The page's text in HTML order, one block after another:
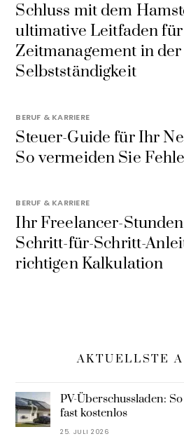
Schluss mit dem
ultimative Leitfaden für
Zeitmanagement in der
Selbstständigkeit
BERUF & KARRIERE
Steuer-Guide für Ihr
So vermeiden Sie
BERUF & KARRIERE
Ihr Freelancer-
Schritt-für-Schritt-
richtigen Kalkulation
AKTUELLSTE
PV-Überschussladen:
fast kostenlos
25. JULI 2026